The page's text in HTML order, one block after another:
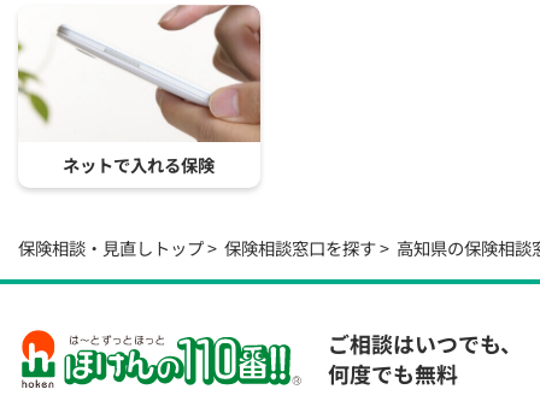
ネットで入れる保険
保険相談・見直しトップ 保険相談窓口を探す 高知県の保険相談
ご相談はいつでも、
何度でも無料